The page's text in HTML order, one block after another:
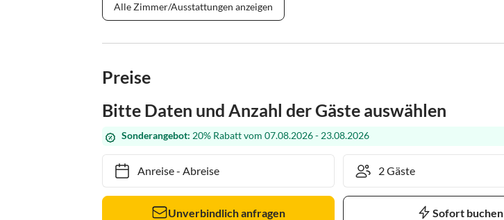
Alle Zimmer/Ausstattungen anzeigen
Preise
Bitte Daten und Anzahl der Gäste auswählen
Sonderangebot: 20% Rabatt vom 07.08.2026 - 23.08.2026
Anreise- Abreise
Unverbindlich anfragen Sofort buchen